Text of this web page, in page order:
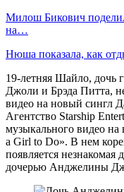
Милош Бикович
на…
Нюша показала, как
19-летняя Шайло, дочь
Джоли и Брэда Питта,
видео на новый сингл
Агентство Starship
музыкального видео на
a Girl to Do». В нем
появляется незнакомая
дочерью Анджелины